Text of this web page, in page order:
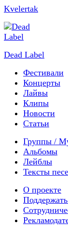
Kvelertak
Dead Label
Фестивали
Концерты
Лайвы
Клипы
Новости
Статьи
Группы /
Альбомы
Лейблы
Тексты
О проекте